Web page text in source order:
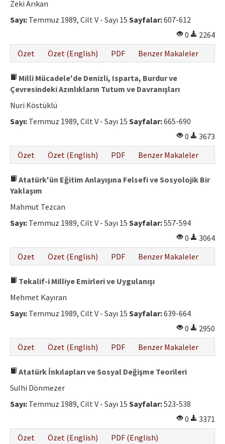
Zeki Arıkan
Sayı: Temmuz 1989, Cilt V - Sayı 15 Sayfalar:607-612
0
2264
Özet
Özet (English) PDF Benzer Makaleler
Milli Mücadele'de Denizli, Isparta, Burdur ve
Çevresindeki Azınlıkların Tutum ve Davranışları
Nuri Köstüklü
Sayı: Temmuz 1989, Cilt V - Sayı 15 Sayfalar:665-690
0
3673
Özet
Özet (English) PDF Benzer Makaleler
Atatürk'ün Eğitim Anlayışına Felsefi ve Sosyolojik Bir
Yaklaşım
Mahmut Tezcan
Sayı: Temmuz 1989, Cilt V - Sayı 15 Sayfalar:557-594
0
3064
Özet
Özet (English) PDF Benzer Makaleler
Tekalif-i Milliye Emirleri ve Uygulanışı
Mehmet Kayıran
Sayı: Temmuz 1989, Cilt V - Sayı 15 Sayfalar:639-664
0
2950
Özet
Özet (English) PDF Benzer Makaleler
Atatürk İnkılapları ve Sosyal Değişme Teorileri
Sulhi Dönmezer
Sayı: Temmuz 1989, Cilt V - Sayı 15 Sayfalar:523-538
0
3371
Özet
Özet (English)
PDF (English)